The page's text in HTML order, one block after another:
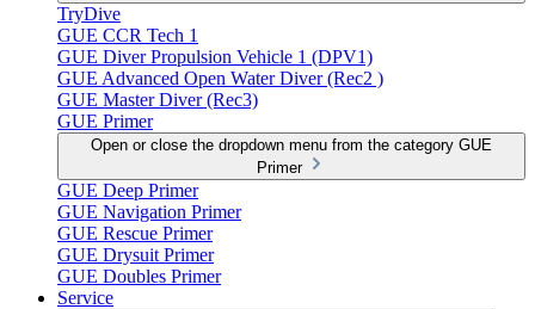
TryDive
GUE CCR Tech 1
GUE Diver Propulsion Vehicle 1 (DPV1)
GUE Advanced Open Water Diver (Rec2 )
GUE Master Diver (Rec3)
GUE Primer
Open or close the dropdown menu from the category GUE
Primer
GUE Deep Primer
GUE Navigation Primer
GUE Rescue Primer
GUE Drysuit Primer
GUE Doubles Primer
Service